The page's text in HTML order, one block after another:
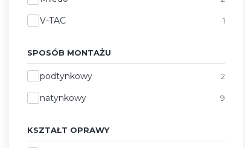
V-TAC 1
SPOSÓB MONTAŻU
Sposób montażu
podtynkowy 2
natynkowy 9
KSZTAŁT OPRAWY